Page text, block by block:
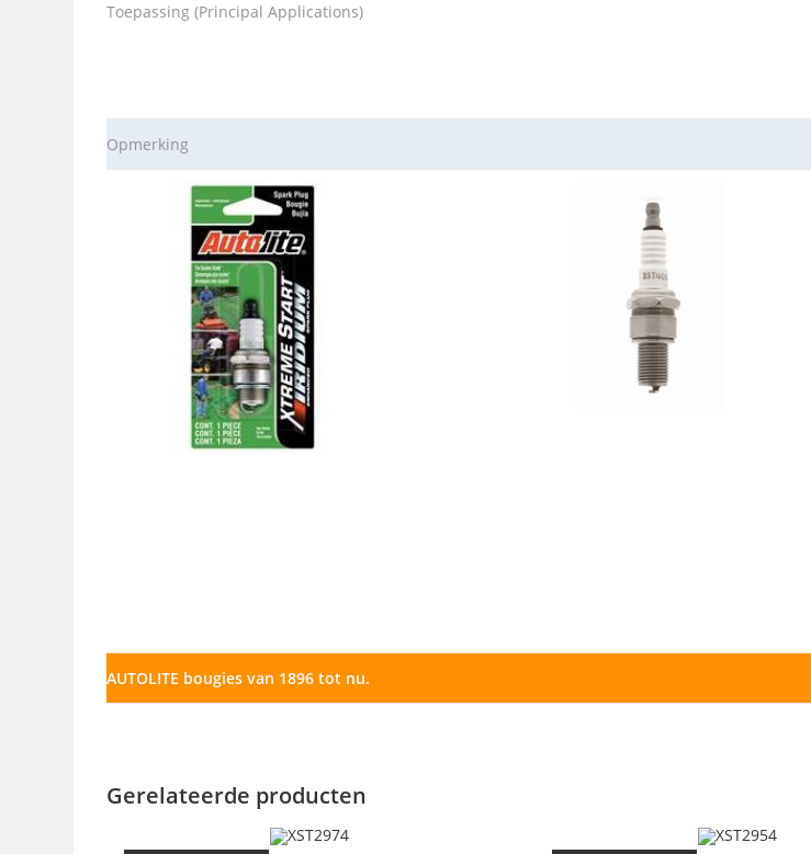
Toepassing (Principal Applications)
Opmerking
AUTOLITE bougies van 1896 tot nu.
Gerelateerde producten